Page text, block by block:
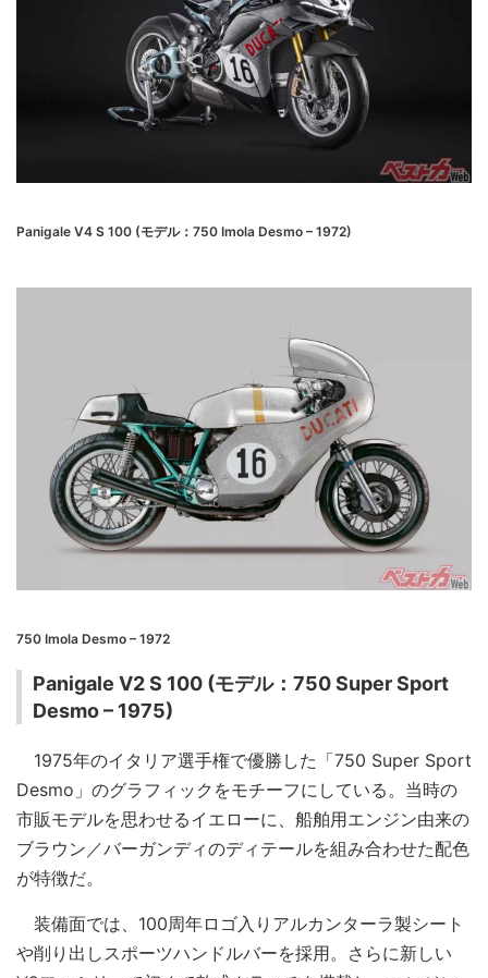
Panigale V4 S 100 (モデル：750 Imola Desmo – 1972)
750 Imola Desmo – 1972
Panigale V2 S 100 (モデル：750 Super Sport
Desmo – 1975)
1975年のイタリア選手権で優勝した「750 Super Sport
Desmo」のグラフィックをモチーフにしている。当時の
市販モデルを思わせるイエローに、船舶用エンジン由来の
ブラウン／バーガンディのディテールを組み合わせた配色
が特徴だ。
装備面では、100周年ロゴ入りアルカンターラ製シート
や削り出しスポーツハンドルバーを採用。さらに新しい